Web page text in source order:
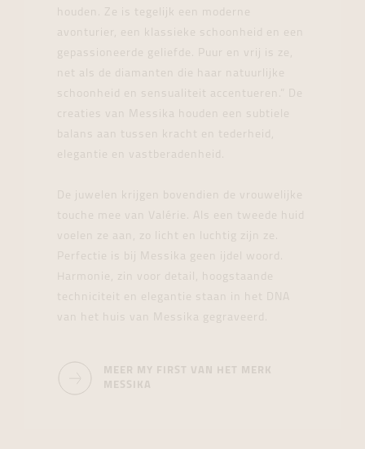
houden. Ze is tegelijk een moderne
avonturier, een klassieke schoonheid en een
gepassioneerde geliefde. Puur en vrij is ze,
net als de diamanten die haar natuurlijke
schoonheid en sensualiteit accentueren.” De
creaties van Messika houden een subtiele
balans aan tussen kracht en tederheid,
elegantie en vastberadenheid.
De juwelen krijgen bovendien de vrouwelijke
touche mee van Valérie. Als een tweede huid
voelen ze aan, zo licht en luchtig zijn ze.
Perfectie is bij Messika geen ijdel woord.
Harmonie, zin voor detail, hoogstaande
techniciteit en elegantie staan in het DNA
van het huis van Messika gegraveerd.
MEER MY FIRST VAN HET MERK
MESSIKA